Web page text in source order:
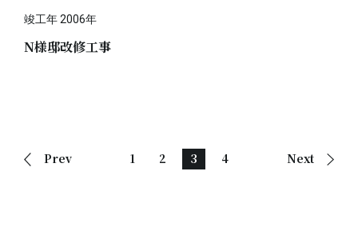
竣工年 2006年
N様邸改修工事
Prev 1 2 3 4 Next